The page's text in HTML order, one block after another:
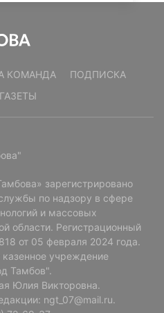
КОМАНДА
ПОДПИСКА
зарегистрировано
по надзору в сфере
и массовых
области. Регистрационный
от 05 февраля 2024 года.
учреждение
Тамбов".
Юлия Викторовна.
ngt_07@mail.ru.